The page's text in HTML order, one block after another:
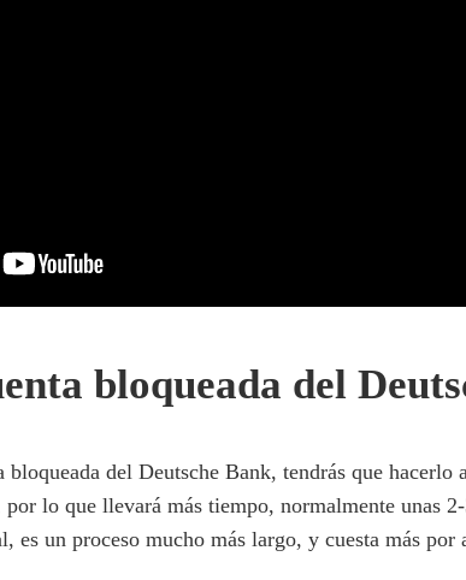
bloqueada del
bloqueada del Deutsche Bank, tendrás que
lo que llevará más tiempo, normalmente unas
es un proceso mucho más largo, y cuesta más por